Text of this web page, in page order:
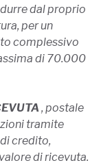
dal proprio
per un
complessivo
di 70.000
, postale
tramite
credito,
di ricevuta.